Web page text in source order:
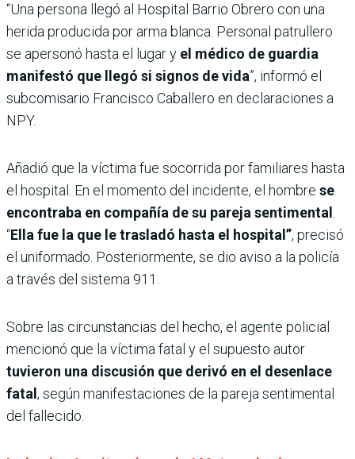
“Una persona llegó al Hospital Barrio Obrero con una
herida producida por arma blanca. Personal patrullero
se apersonó hasta el lugar y el médico de guardia
manifestó que llegó si signos de vida”, informó el
subcomisario Francisco Caballero en declaraciones a
NPY.
Añadió que la víctima fue socorrida por familiares hasta
el hospital. En el momento del incidente, el hombre se
encontraba en compañía de su pareja sentimental
“Ella fue la que le trasladó hasta el hospital”, precisó
el uniformado. Posteriormente, se dio aviso a la policía
a través del sistema 911.
Sobre las circunstancias del hecho, el agente policial
mencionó que la víctima fatal y el supuesto autor
tuvieron una discusión que derivó en el desenlace
fatal , según manifestaciones de la pareja sentimental
del fallecido.